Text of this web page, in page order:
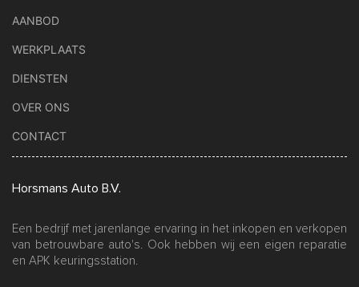
AANBOD
WERKPLAATS
DIENSTEN
OVER ONS
CONTACT
Horsmans Auto B.V.
Een bedrijf met jarenlange ervaring in het inkopen en verkopen
van betrouwbare auto's. Ook hebben wij een eigen reparatie
en APK keuringsstation.